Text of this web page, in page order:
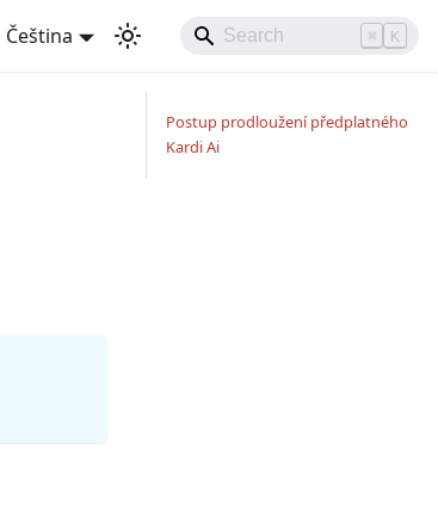
Čeština ⌘ K
Postup prodloužení předplatného
Kardi Ai